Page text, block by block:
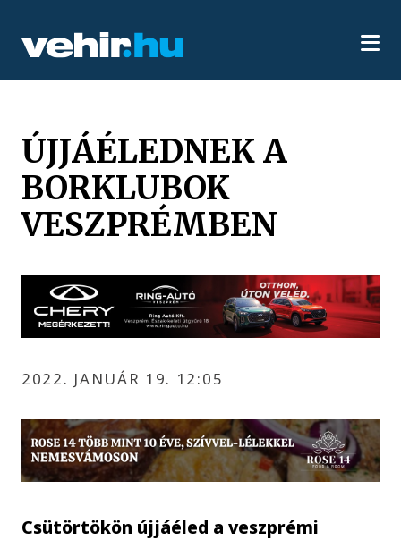
ÚJJÁÉLEDNEK A
BORKLUBOK
VESZPRÉMBEN
2022. JANUÁR 19. 12:05
Csütörtökön újjáéled a veszprémi